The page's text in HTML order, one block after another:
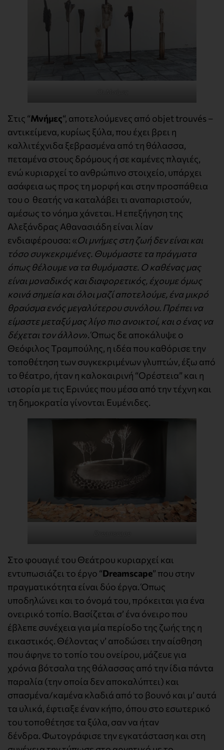
Στις “Μνήμες“, αποτελούμενες από objet trouvés –
αντικείμενα, κυρίως ξύλα, που έχει βρει η
καλλιτέχνιδα ξεβρασμένα από τη θάλασσα,
πεταμένα στους δρόμους ή σε καμένες πλαγιές,
ενώ κυριαρχεί το ανθρώπινο στοιχείο, υπάρχει
ασάφεια ως προς τη μορφή και στην προσπάθεια
του ο θεατής να καταλάβει τι αναπαριστούν,
αμέσως το νόημα χάνεται. Η επεξήγηση της
Αλεξάνδρας Αθανασιάδη είναι λίαν
ενδιαφέρουσα: «Οι μνήμες στη ζωή δεν είναι και
τόσο συγκεκριμένες. Θυμόμαστε τα πράγματα
όπως θέλουμε να τα θυμόμαστε. Ο καθένας μας
είναι μοναδικός και διαφορετικός, έχουμε όμως
κοινά σημεία και όλοι μαζί αποτελούμε, ένα μικρό
θραύσμα ενός μεγαλύτερου συνόλου. Πρέπει να
είμαστε μεταξύ μας λίγο πιο ανοικτοί, και ο ένας να
δέχεται τον άλλον». Όπως δε αποκάλυψε ο
Θεόφιλος Τραμπούλης, η ιδέα που καθόρισε την
τοποθέτηση των συγκεκριμένων γλυπτών, έξω από
το θέατρο, ήταν η καλοκαιρινή “Ορέστεια” και η
ιστορία με τις Ερινύες που μέσα από την τέχνη και
τη δημοκρατία γίνονται Ευμένιδες.
Στο φουαγιέ του Θεάτρου κυριαρχεί και
εντυπωσιάζει το έργο “Dreamscape” που στην
πραγματικότητα είναι δύο έργα. Όπως
υποδηλώνει και το όνομά του, πρόκειται για ένα
ονειρικό τοπίο. Βασίζεται σ’ ένα όνειρο που
έβλεπε συνέχεια για μία περίοδο της ζωής της η
εικαστικός. Θέλοντας ν’ αποδώσει την αίσθηση
που άφηνε το τοπίο του ονείρου, μάζευε για
χρόνια βότσαλα της θάλασσας από την ίδια πάντα
παραλία (την οποία δεν αποκαλύπτει) και
σπασμένα/καμένα κλαδιά από το βουνό και μ’ αυτά
τα υλικά, έφτιαξε έναν κήπο, όπου στο εσωτερικό
του τοποθέτησε τα ξύλα, σαν να ήταν
δένδρα. Φωτογράφισε την εγκατάσταση και στη